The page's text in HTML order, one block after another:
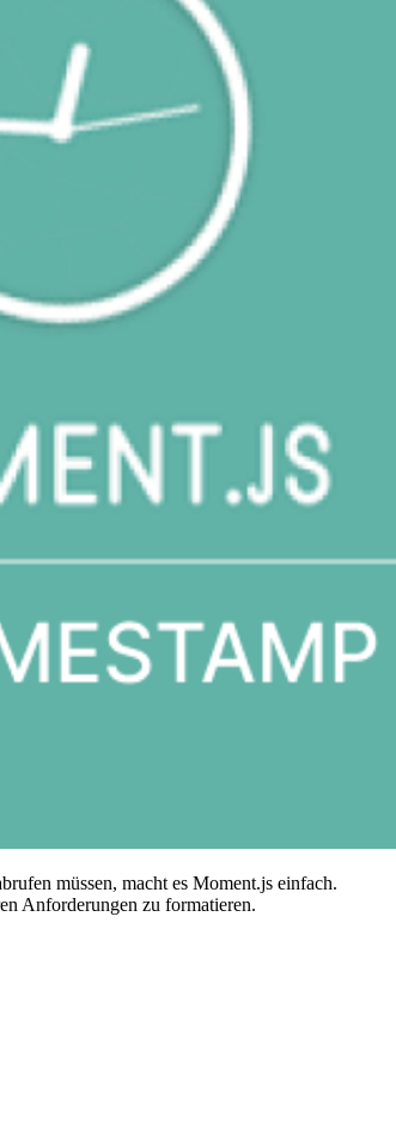
müssen, macht es Moment.js einfach.
Anforderungen zu formatieren.